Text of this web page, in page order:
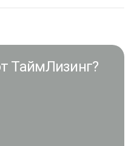
ТаймЛизинг?